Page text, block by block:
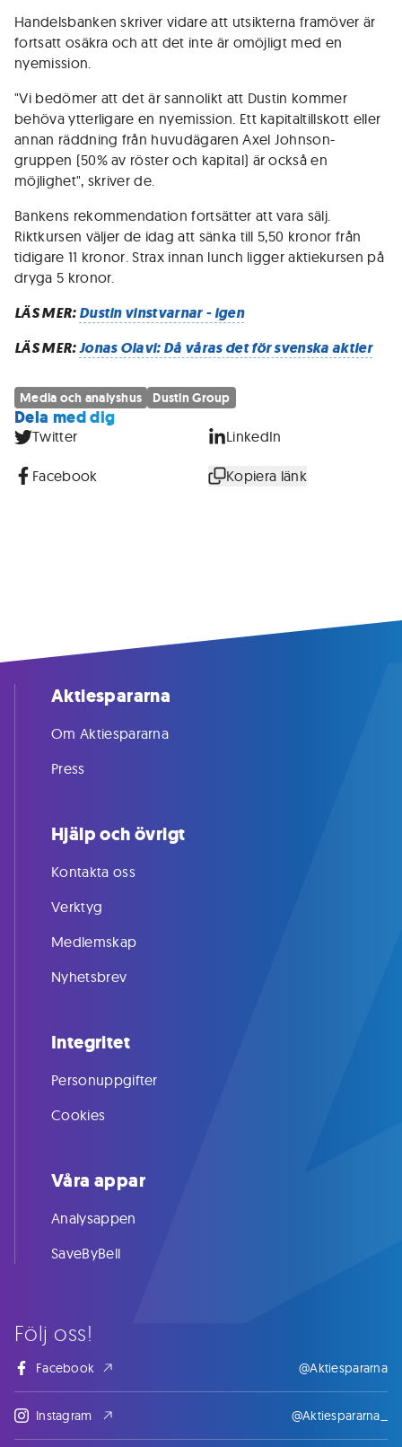
Handelsbanken skriver vidare att utsikterna framöver är
fortsatt osäkra och att det inte är omöjligt med en
nyemission.
"Vi bedömer att det är sannolikt att Dustin kommer
behöva ytterligare en nyemission. Ett kapitaltillskott eller
annan räddning från huvudägaren Axel Johnson-
gruppen (50% av röster och kapital) är också en
möjlighet", skriver de.
Bankens rekommendation fortsätter att vara sälj.
Riktkursen väljer de idag att sänka till 5,50 kronor från
tidigare 11 kronor. Strax innan lunch ligger aktiekursen på
dryga 5 kronor.
LÄS MER:Dustin vinstvarnar - igen
LÄS MER:Jonas Olavi: Då våras det för svenska aktier
Media och analyshus Dustin Group
Dela med dig
Twitter LinkedIn
Facebook Kopiera länk
Följ oss!
Facebook @Aktiespararna
Instagram @Aktiespararna_
Aktiespararna
Om Aktiespararna
Press
Hjälp och övrigt
Kontakta oss
Verktyg
Medlemskap
Nyhetsbrev
Integritet
Personuppgifter
Cookies
Våra appar
Analysappen
SaveByBell